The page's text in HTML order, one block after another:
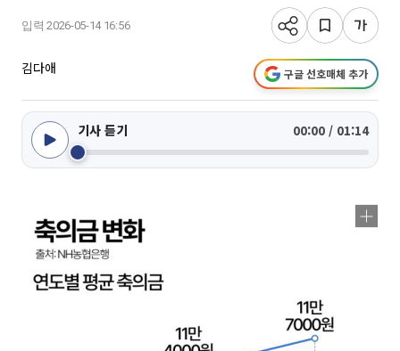
입력 2026-05-14 16:56
김다애 구글 선호매체 추가
기사 듣기 00:00 / 01:14